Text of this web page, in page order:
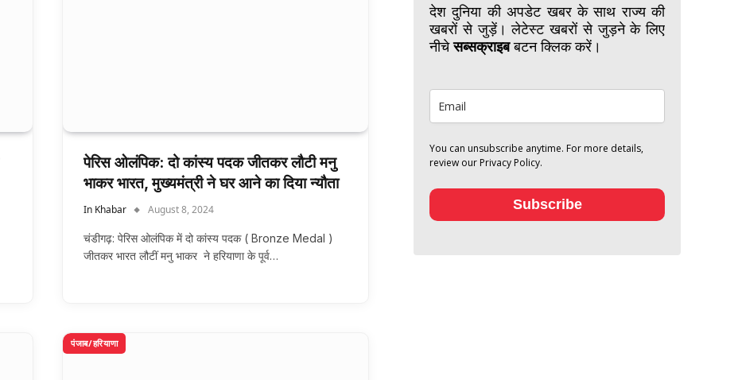
पेरिस ओलंपिक: दो कांस्य पदक जीतकर लौटी मनु
भाकर भारत, मुख्यमंत्री ने घर आने का दिया न्यौता
In Khabar August 8, 2024
चंडीगढ़: पेरिस ओलंपिक में दो कांस्य पदक ( Bronze Medal )
जीतकर भारत लौटीं मनु भाकर ने हरियाणा के पूर्व…
पंजाब/हरियाणा
देश दुनिया की अपडेट खबर के साथ राज्य की
खबरों से जुड़ें। लेटेस्ट खबरों से जुड़ने के लिए
नीचेसब्सक्राइबबटन क्लिक करें।
You can unsubscribe anytime. For more details,
review our Privacy Policy.
Subscribe